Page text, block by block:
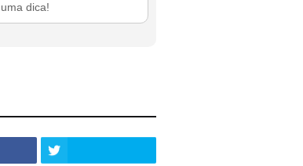
uma dica!